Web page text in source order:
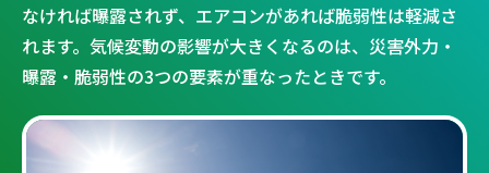
なければ曝露されず、エアコンがあれば脆弱性は軽減さ
れます。気候変動の影響が大きくなるのは、災害外力・
曝露・脆弱性の3つの要素が重なったときです。